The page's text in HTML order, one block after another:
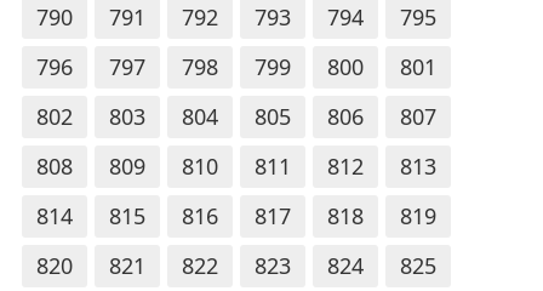
790
791 792 793 794
795
796
797 798 799 800
801
802
803 804 805 806
807
808
809 810 811 812
813
814
815 816 817 818
819
820
821 822 823 824
825